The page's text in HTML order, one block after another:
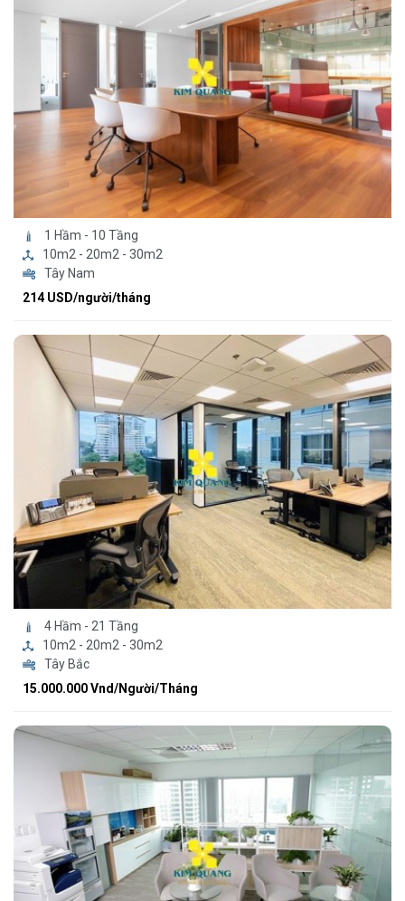
1 Hầm - 10 Tầng
10m2 - 20m2 - 30m2
Tây Nam
214 USD/người/tháng
4 Hầm - 21 Tầng
10m2 - 20m2 - 30m2
Tây Bắc
15.000.000 Vnd/Người/Tháng